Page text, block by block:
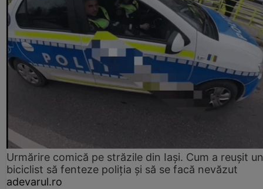
Urmărire comică pe străzile din Iași. Cum a reușit un
biciclist să fenteze poliția și să se facă nevăzut
adevarul.ro